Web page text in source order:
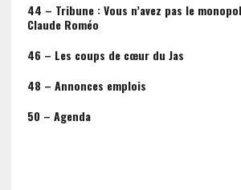
44 – Tribune : Vous n’avez pas le
Claude Roméo
46 – Les coups de cœur du Jas
48 – Annonces emplois
50 – Agenda